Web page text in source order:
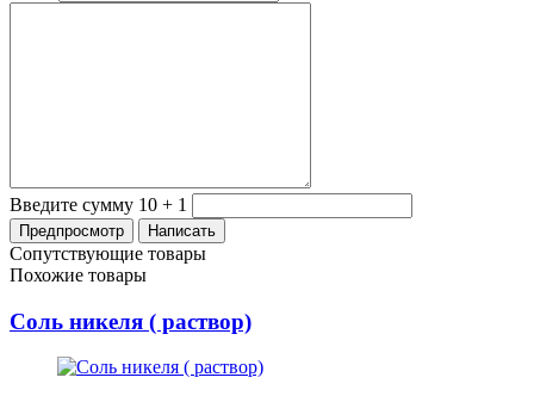
Введите сумму 10 + 1
Сопутствующие товары
Похожие товары
Соль никеля ( раствор)